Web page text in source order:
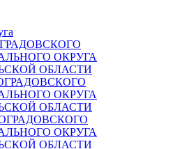
ОКРУГА
ОБЛАСТИ
ОКРУГА
ОБЛАСТИ
ОКРУГА
ОБЛАСТИ